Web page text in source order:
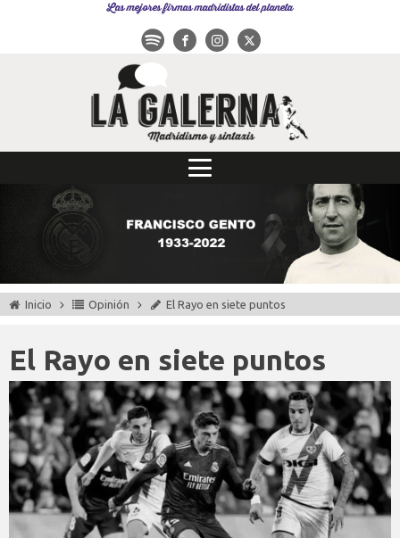
Las mejores firmas madridistas del planeta
Inicio Opinión El Rayo en siete puntos
El Rayo en siete puntos